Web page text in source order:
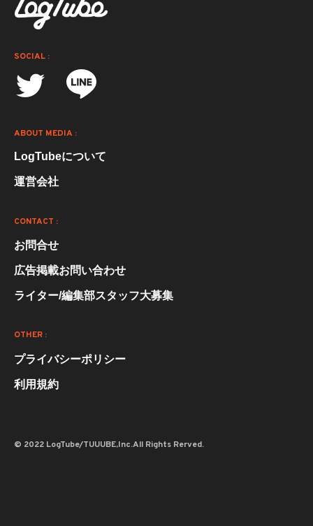
SOCIAL :
ABOUT MEDIA :
LogTubeについて
運営会社
CONTACT :
お問合せ
広告掲載お問い合わせ
ライター/編集部スタッフ大募集
OTHER :
プライバシーポリシー
利用規約
© 2022 LogTube/TUUUBE,Inc.All Rights Rerved.